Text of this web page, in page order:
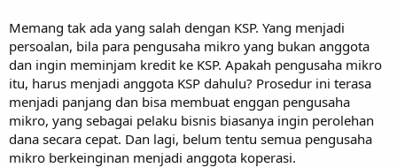
Memang tak ada yang salah dengan KSP. Yang menjadi
persoalan, bila para pengusaha mikro yang bukan anggota
dan ingin meminjam kredit ke KSP. Apakah pengusaha mikro
itu, harus menjadi anggota KSP dahulu? Prosedur ini terasa
menjadi panjang dan bisa membuat enggan pengusaha
mikro, yang sebagai pelaku bisnis biasanya ingin perolehan
dana secara cepat. Dan lagi, belum tentu semua pengusaha
mikro berkeinginan menjadi anggota koperasi.